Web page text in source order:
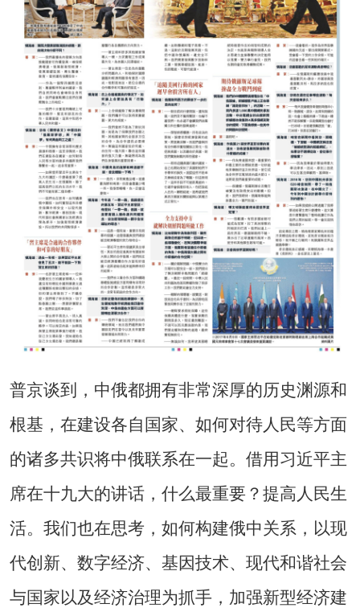
普京谈到，中俄都拥有非常深厚的历史渊源和
根基，在建设各自国家、如何对待人民等方面
的诸多共识将中俄联系在一起。借用习近平主
席在十九大的讲话，什么最重要？提高人民生
活。我们也在思考，如何构建俄中关系，以现
代创新、数字经济、基因技术、现代和谐社会
与国家以及经济治理为抓手，加强新型经济建